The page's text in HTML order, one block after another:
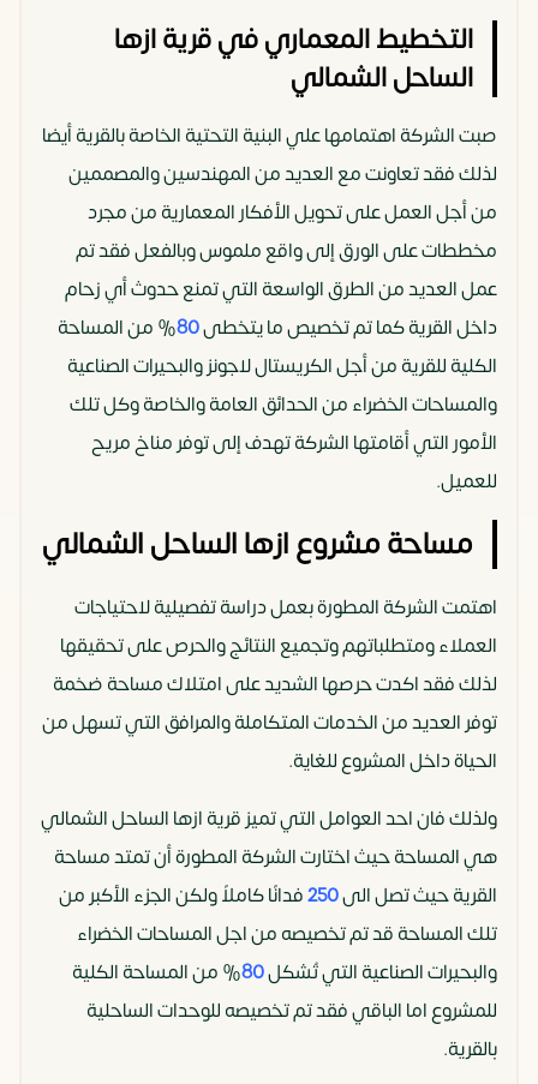
التخطيط المعماري في قرية ازها
الساحل الشمالي
صبت الشركة اهتمامها علي البنية التحتية الخاصة بالقرية أيضا
لذلك فقد تعاونت مع العديد من المهندسين والمصممين
من أجل العمل على تحويل الأفكار المعمارية من مجرد
مخططات على الورق إلى واقع ملموس وبالفعل فقد تم
عمل العديد من الطرق الواسعة التي تمنع حدوث أي زحام
داخل القرية كما تم تخصيص ما يتخطى80% من المساحة
الكلية للقرية من أجل الكريستال لاجونز والبحيرات الصناعية
والمساحات الخضراء من الحدائق العامة والخاصة وكل تلك
الأمور التي أقامتها الشركة تهدف إلى توفر مناخ مريح
للعميل.
مساحة مشروع ازها الساحل الشمالي
اهتمت الشركة المطورة بعمل دراسة تفصيلية لاحتياجات
العملاء ومتطلباتهم وتجميع النتائج والحرص على تحقيقها
لذلك فقد اكدت حرصها الشديد على امتلاك مساحة ضخمة
توفر العديد من الخدمات المتكاملة والمرافق التي تسهل من
الحياة داخل المشروع للغاية.
ولذلك فان احد العوامل التي تميز قرية ازها الساحل الشمالي
هي المساحة حيث اختارت الشركة المطورة أن تمتد مساحة
القرية حيث تصل الى250فدانًا كاملاً ولكن الجزء الأكبر من
تلك المساحة قد تم تخصيصه من اجل المساحات الخضراء
والبحيرات الصناعية التي تُشكل80% من المساحة الكلية
للمشروع اما الباقي فقد تم تخصيصه للوحدات الساحلية
بالقرية.